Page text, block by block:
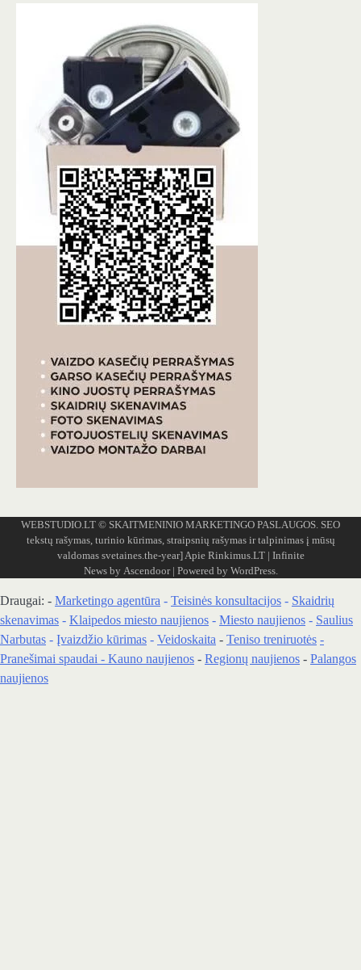
WEBSTUDIO.LT © SKAITMENINIO MARKETINGO PASLAUGOS. SEO
tekstų rašymas, turinio kūrimas, straipsnių rašymas ir talpinimas į mūsų
valdomas svetaines.the-year]Apie Rinkimus.LT| Infinite
News by Ascendoor| Powered by WordPress.
Draugai: - Marketingo agentūra - Teisinės konsultacijos - Skaidrių
skenavimas - Klaipedos miesto naujienos - Miesto naujienos - Saulius
Narbutas - Įvaizdžio kūrimas - Veidoskaita - Teniso treniruotės -
Pranešimai spaudai - Kauno naujienos - Regionų naujienos - Palangos
naujienos